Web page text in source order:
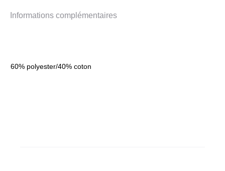
Informations complémentaires
60% polyester/40% coton